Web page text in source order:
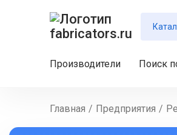
Производители Поиск
Главная / Предприятия /